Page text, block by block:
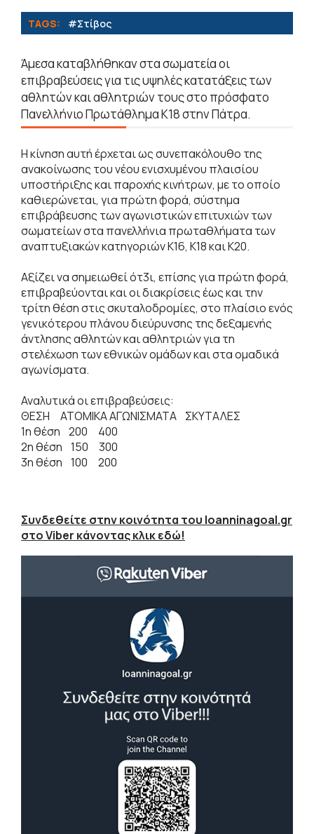
TAGS: #Στίβος
Άμεσα καταβλήθηκαν στα σωματεία οι
επιβραβεύσεις για τις υψηλές κατατάξεις των
αθλητών και αθλητριών τους στο πρόσφατο
Πανελλήνιο Πρωτάθλημα Κ18 στην Πάτρα.
Η κίνηση αυτή έρχεται ως συνεπακόλουθο της
ανακοίνωσης του νέου ενισχυμένου πλαισίου
υποστήριξης και παροχής κινήτρων, με το οποίο
καθιερώνεται, για πρώτη φορά, σύστημα
επιβράβευσης των αγωνιστικών επιτυχιών των
σωματείων στα πανελλήνια πρωταθλήματα των
αναπτυξιακών κατηγοριών Κ16, Κ18 και Κ20.
Αξίζει να σημειωθεί ότ3ι, επίσης για πρώτη φορά,
επιβραβεύονται και οι διακρίσεις έως και την
τρίτη θέση στις σκυταλοδρομίες, στο πλαίσιο ενός
γενικότερου πλάνου διεύρυνσης της δεξαμενής
άντλησης αθλητών και αθλητριών για τη
στελέχωση των εθνικών ομάδων και στα ομαδικά
αγωνίσματα.
Αναλυτικά οι επιβραβεύσεις:
ΘΕΣΗ ΑΤΟΜΙΚΑ ΑΓΩΝΙΣΜΑΤΑ ΣΚΥΤΑΛΕΣ
1η θέση 200 400
2η θέση 150 300
3η θέση 100 200
Συνδεθείτε στην κοινότητα του Ioanninagoal.gr
στο Viber κάνοντας κλικ εδώ!